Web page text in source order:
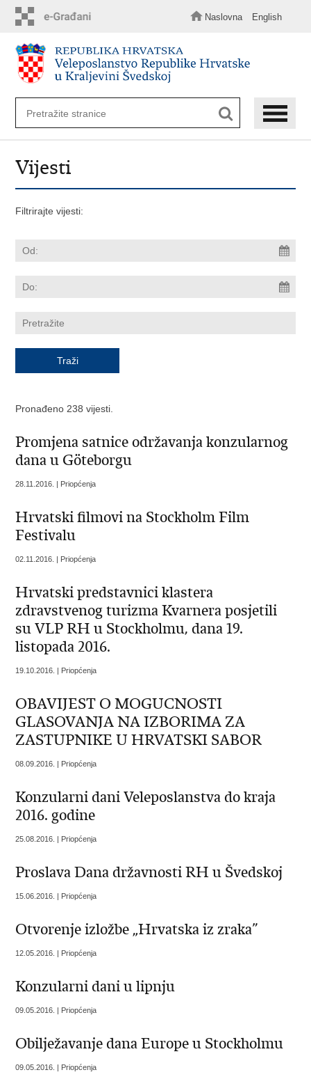
sadržaj
Naslovna English
Vijesti
Filtrirajte vijesti:
Pronađeno 238 vijesti.
Promjena satnice održavanja konzularnog
dana u Göteborgu
28.11.2016. | Priopćenja
Hrvatski filmovi na Stockholm Film
Festivalu
02.11.2016. | Priopćenja
Hrvatski predstavnici klastera
zdravstvenog turizma Kvarnera posjetili
su VLP RH u Stockholmu, dana 19.
listopada 2016.
19.10.2016. | Priopćenja
OBAVIJEST O MOGUCNOSTI
GLASOVANJA NA IZBORIMA ZA
ZASTUPNIKE U HRVATSKI SABOR
08.09.2016. | Priopćenja
Konzularni dani Veleposlanstva do kraja
2016. godine
25.08.2016. | Priopćenja
Proslava Dana državnosti RH u Švedskoj
15.06.2016. | Priopćenja
Otvorenje izložbe „Hrvatska iz zraka”
12.05.2016. | Priopćenja
Konzularni dani u lipnju
09.05.2016. | Priopćenja
Obilježavanje dana Europe u Stockholmu
09.05.2016. | Priopćenja